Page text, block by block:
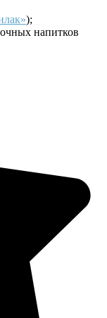
);
напитков